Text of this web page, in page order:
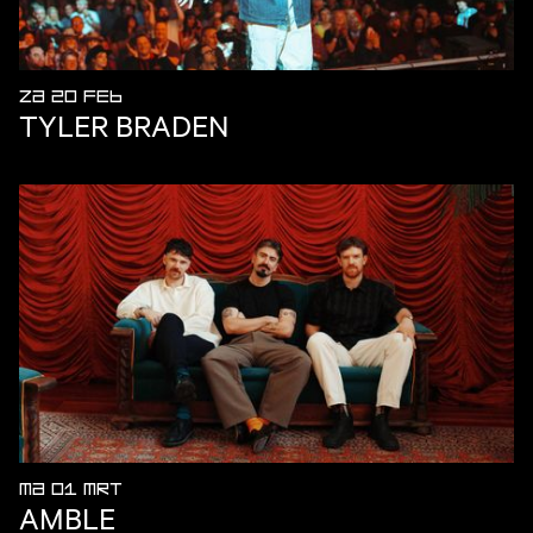
ZA 20 FEB
TYLER BRADEN
MA 01 MRT
AMBLE